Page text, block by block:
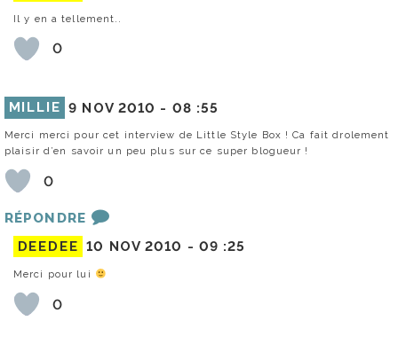
Il y en a tellement..
0
MILLIE 9 NOV 2010 - 08 :55
Merci merci pour cet interview de Little Style Box ! Ca fait drolement
plaisir d’en savoir un peu plus sur ce super blogueur !
0
RÉPONDRE
DEEDEE 10 NOV 2010 - 09 :25
Merci pour lui
0